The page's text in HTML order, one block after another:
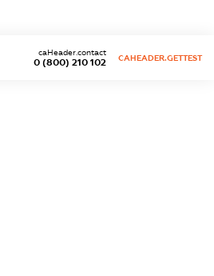
0 (800) 210 102
caHeader.contact
CAHEADER.GETTEST